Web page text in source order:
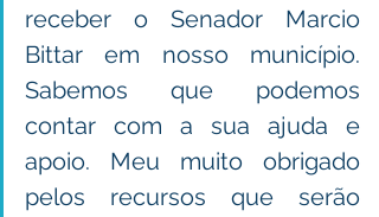
receber o Senador Marcio
Bittar em nosso município.
Sabemos que podemos
contar com a sua ajuda e
apoio. Meu muito obrigado
pelos recursos que serão